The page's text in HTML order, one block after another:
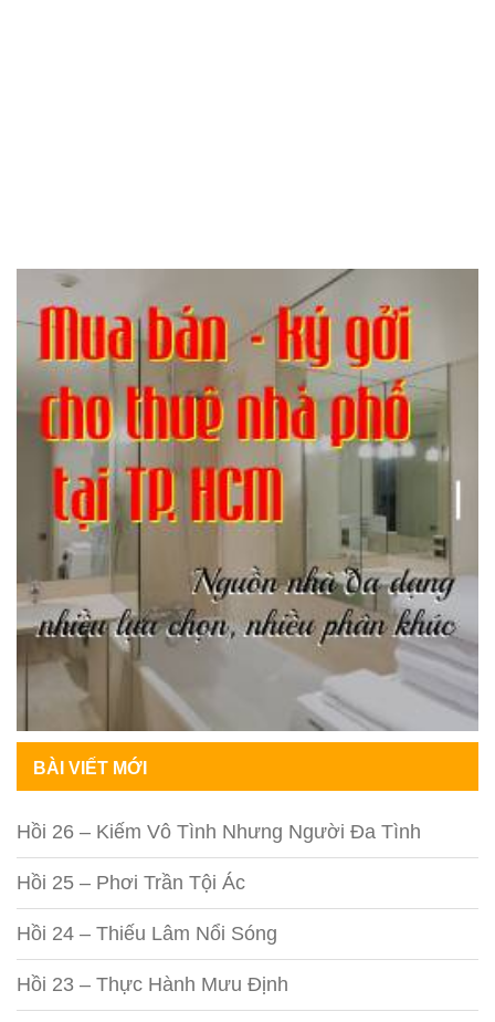
BÀI VIẾT MỚI
Hồi 26 – Kiếm Vô Tình Nhưng Người Đa Tình
Hồi 25 – Phơi Trần Tội Ác
Hồi 24 – Thiếu Lâm Nổi Sóng
Hồi 23 – Thực Hành Mưu Định